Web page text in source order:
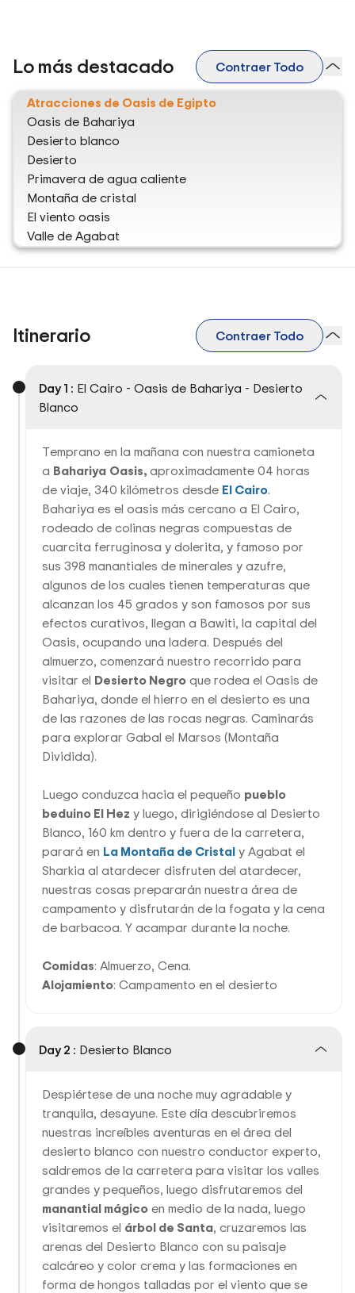
Lo más destacado Contraer Todo
Atracciones de Oasis de Egipto
Oasis de Bahariya
Desierto blanco
Desierto
Primavera de agua caliente
Montaña de cristal
El viento oasis
Valle de Agabat
Itinerario Contraer Todo
Day 1 : El Cairo - Oasis de Bahariya - Desierto
Blanco
Temprano en la mañana con nuestra camioneta
a Bahariya Oasis,aproximadamente 04 horas
de viaje, 340 kilómetros desde El Cairo.
Bahariya es el oasis más cercano a El Cairo,
rodeado de colinas negras compuestas de
cuarcita ferruginosa y dolerita, y famoso por
sus 398 manantiales de minerales y azufre,
algunos de los cuales tienen temperaturas que
alcanzan los 45 grados y son famosos por sus
efectos curativos, llegan a Bawiti, la capital del
Oasis, ocupando una ladera. Después del
almuerzo, comenzará nuestro recorrido para
visitar el Desierto Negroque rodea el Oasis de
Bahariya, donde el hierro en el desierto es una
de las razones de las rocas negras. Caminarás
para explorar Gabal el Marsos (Montaña
Dividida).
Luego conduzca hacia el pequeño pueblo
beduino El Hez y luego, dirigiéndose al Desierto
Blanco, 160 km dentro y fuera de la carretera,
parará en La Montaña de Cristaly Agabat el
Sharkia al atardecer disfruten del atardecer,
nuestras cosas prepararán nuestra área de
campamento y disfrutarán de la fogata y la cena
de barbacoa. Y acampar durante la noche.
Comidas: Almuerzo, Cena.
Alojamiento: Campamento en el desierto
Day 2 : Desierto Blanco
Despiértese de una noche muy agradable y
tranquila, desayune. Este día descubriremos
nuestras increíbles aventuras en el área del
desierto blanco con nuestro conductor experto,
saldremos de la carretera para visitar los valles
grandes y pequeños, luego disfrutaremos del
manantial mágicoen medio de la nada, luego
visitaremos el árbol de Santa, cruzaremos las
arenas del Desierto Blanco con su paisaje
calcáreo y color crema y las formaciones en
forma de hongos talladas por el viento que se